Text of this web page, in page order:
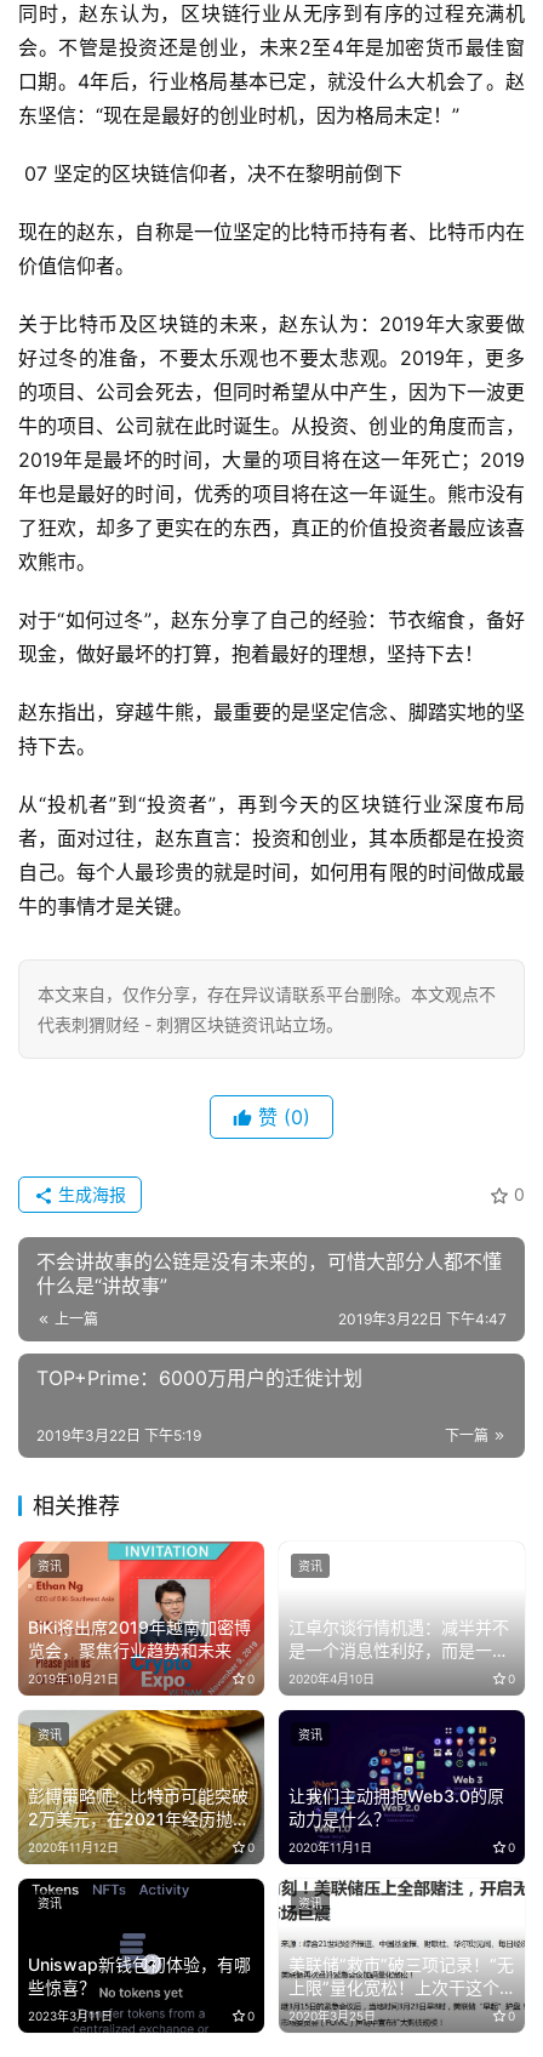
同时，赵东认为，区块链行业从无序到有序的过程充满机
会。不管是投资还是创业，未来2至4年是加密货币最佳窗
口期。4年后，行业格局基本已定，就没什么大机会了。赵
东坚信：“现在是最好的创业时机，因为格局未定！”
07 坚定的区块链信仰者，决不在黎明前倒下
现在的赵东，自称是一位坚定的比特币持有者、比特币内在
价值信仰者。
关于比特币及区块链的未来，赵东认为：2019年大家要做
好过冬的准备，不要太乐观也不要太悲观。2019年，更多
的项目、公司会死去，但同时希望从中产生，因为下一波更
牛的项目、公司就在此时诞生。从投资、创业的角度而言，
2019年是最坏的时间，大量的项目将在这一年死亡；2019
年也是最好的时间，优秀的项目将在这一年诞生。熊市没有
了狂欢，却多了更实在的东西，真正的价值投资者最应该喜
欢熊市。
对于“如何过冬”，赵东分享了自己的经验：节衣缩食，备好
现金，做好最坏的打算，抱着最好的理想，坚持下去！
赵东指出，穿越牛熊，最重要的是坚定信念、脚踏实地的坚
持下去。
从“投机者”到“投资者”，再到今天的区块链行业深度布局
者，面对过往，赵东直言：投资和创业，其本质都是在投资
自己。每个人最珍贵的就是时间，如何用有限的时间做成最
牛的事情才是关键。
本文来自 ，仅作分享，存在异议请联系平台删除。本文观点不
代表刺猬财经 - 刺猬区块链资讯站立场。
赞 (0)
0
生成海报
不会讲故事的公链是没有未来的，可惜大部分人都不懂
什么是“讲故事”
上一篇 2019年3月22日 下午4:47
TOP+Prime：6000万用户的迁徙计划
下一篇
2019年3月22日 下午5:19
相关推荐
BiKi将出席2019年越南加密博
览会，聚焦行业趋势和未来
2019年10月21日 0
资讯
江卓尔谈行情机遇：减半并不
是一个消息性利好，而是一个
实质性持续性的利好
2020年4月10日 0
资讯
彭博策略师：比特币可能突破
2万美元，在2021年经历抛物
线式增长
2020年11月12日 0
资讯
让我们主动拥抱Web3.0的原
动力是什么？
2020年11月1日 0
资讯
Uniswap新钱包初体验，有哪
些惊喜？
2023年3月11日 0
资讯
美联储“救市”破三项记录！“无
上限”量化宽松！上次干这个
事情的还是蒋介石
2020年3月25日 0
资讯